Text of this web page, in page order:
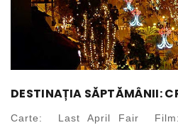
DESTINAȚIA SĂPTĂMÂNII:
Carte: Last April Fair Film: